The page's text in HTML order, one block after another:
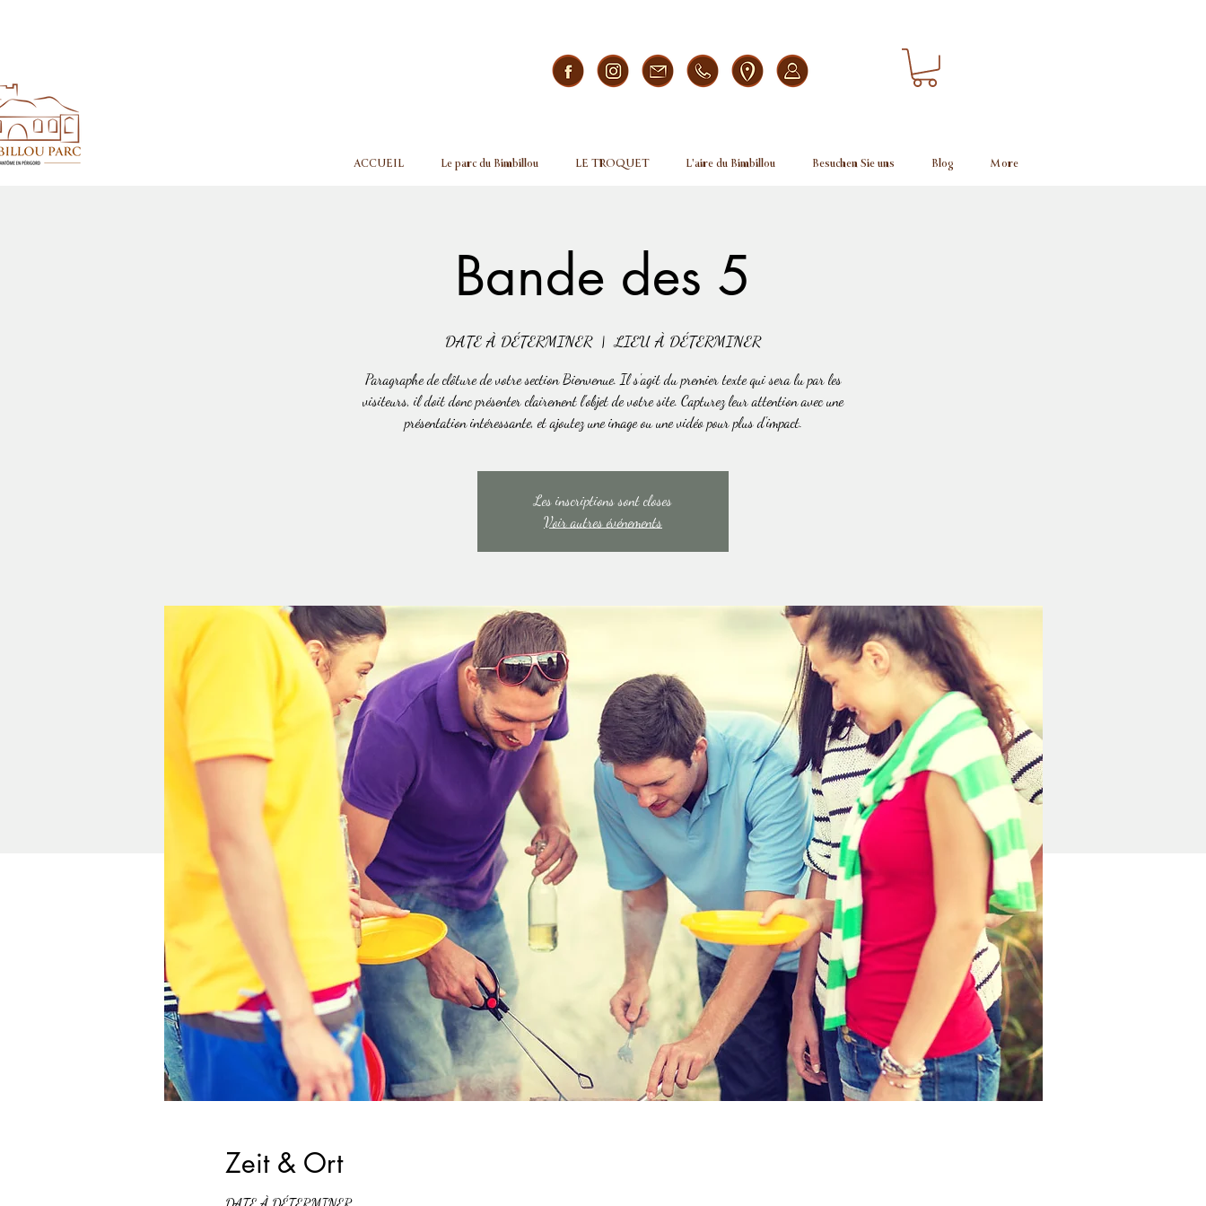
ACCUEIL Le parc du Bimbillou LE TROQUET L'aire du Bimbillou Besuchen Sie uns Blog More
Bande des 5
DATE À DÉTERMINER
  |
LIEU À DÉTERMINER
Paragraphe de clôture de votre section Bienvenue. Il s'agit du premier texte qui sera lu par les
visiteurs, il doit donc présenter clairement l'objet de votre site. Capturez leur attention avec une
présentation intéressante, et ajoutez une image ou une vidéo pour plus d'impact.
Les inscriptions sont closes
Voir autres événements
Zeit & Ort